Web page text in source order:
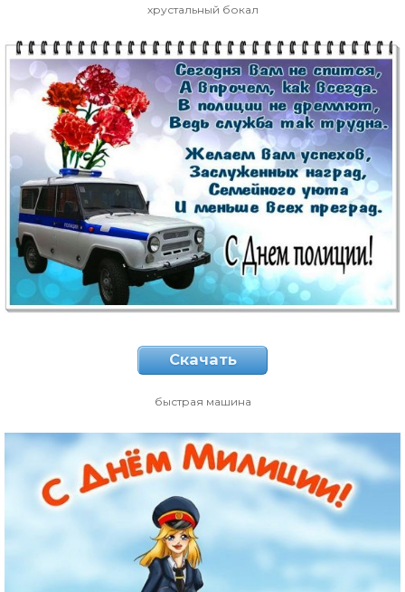
хрустальный бокал
Скачать
быстрая машина